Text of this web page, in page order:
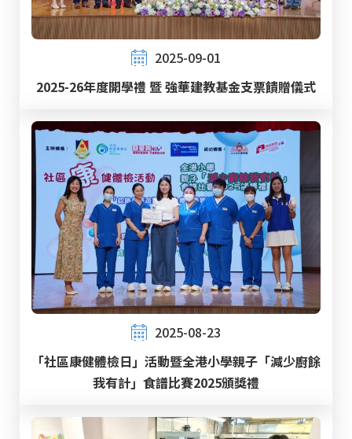
2025-09-01
2025-26年度開學禮 暨 強華建教基金支票饋贈儀式
2025-08-23
「社區康健體檢日」活動暨全港小學親子「減少廚餘
我有計」食譜比賽2025頒獎禮